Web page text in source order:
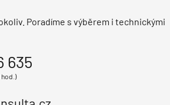
Poradíme s výběrem i technickými
635
hod.)